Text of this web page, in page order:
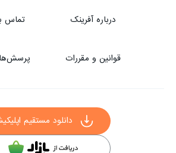
درباره آفرینک تماس
قوانین و مقررات
دانلود مستقیم